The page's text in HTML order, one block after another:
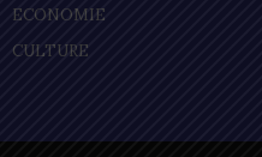
ECONOMIE
CULTURE